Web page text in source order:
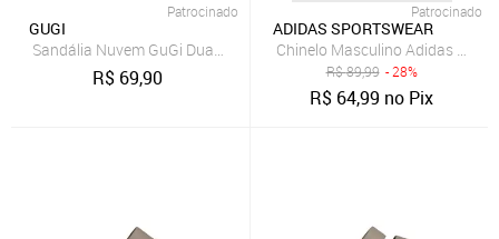
Patrocinado
GUGI
Sandália Nuvem GuGi Duas Tiras Ajustáveis Unissex Verde
R$ 69,90
Patrocinado
ADIDAS SPORTSWEAR
Chinelo Masculino Adidas
R$89,99 - 28%
R$ 64,99 no Pix